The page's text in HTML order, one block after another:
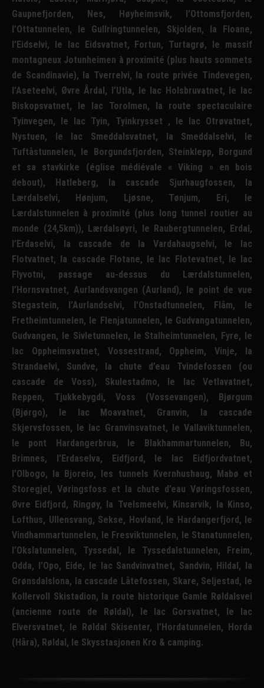
Gaupnefjorden, Nes, Høyheimsvik, l’Ottomsfjorden,
l’Ottatunnelen, le Gullringtunnelen, Skjolden, la Floane,
l’Eidselvi, le lac Eidsvatnet, Fortun, Turtagrø, le massif
montagneux Jotunheimen à proximité (plus hauts sommets
de Scandinavie), la Tverrelvi, la route privée Tindevegen,
l’Aseteelvi, Øvre Årdal, l’Utla, le lac Holsbruvatnet, le lac
Biskopsvatnet, le lac Torolmen, la route spectaculaire
Tyinvegen, le lac Tyin, Tyinkrysset , le lac Otrøvatnet,
Nystuen, le lac Smeddalsvatnet, la Smeddalselvi, le
Tuftåstunnelen, le Borgundsfjorden, Steinklepp, Borgund
et sa stavkirke (église médiévale « Viking » en bois
debout), Hatleberg, la cascade Sjurhaugfossen, la
Lærdalselvi, Hønjum, Ljøsne, Tønjum, Eri, le
Lærdalstunnelen à proximité (plus long tunnel routier au
monde (24,5km)), Lærdalsøyri, le Raubergtunnelen, Erdal,
l’Erdaselvi, la cascade de la Vardahaugselvi, le lac
Flotvatnet, la cascade Flotane, le lac Flotevatnet, le lac
Flyvotni, passage au-dessus du Lærdalstunnelen,
l’Hornsvatnet, Aurlandsvangen (Aurland), le point de vue
Stegastein, l’Aurlandselvi, l’Onstadtunnelen, Flåm, le
Fretheimtunnelen, le Flenjatunnelen, le Gudvangatunnelen,
Gudvangen, le Sivletunnelen, le Stalheimtunnelen, Fyre, le
lac Oppheimsvatnet, Vossestrand, Oppheim, Vinje, la
Strandaelvi, Sundve, la chute d’eau Tvindefossen (ou
cascade de Voss), Skulestadmo, le lac Vetlavatnet,
Reppen, Tjukkebygdi, Voss (Vossevangen), Bjørgum
(Bjørgo), le lac Moavatnet, Granvin, la cascade
Skjervsfossen, le lac Granvinsvatnet, le Vallaviktunnelen,
le pont Hardangerbrua, le Blakhammartunnelen, Bu,
Brimnes, l’Erdaselva, Eidfjord, le lac Eidfjordvatnet,
l’Olbogo, la Bjoreio, les tunnels Kvernhushaug, Mabø et
Storegjel, Vøringsfoss et la chute d’eau Vøringsfossen,
Øvre Eidfjord, Ringøy, la Tvelsmeelvi, Kinsarvik, la Kinso,
Lofthus, Ullensvang, Sekse, Hovland, le Hardangerfjord, le
Vindhammartunnelen, le Fresviktunnelen, le Stanatunnelen,
l’Okslatunnelen, Tyssedal, le Tyssedalstunnelen, Freim,
Odda, l’Opo, Eide, le lac Sandvinvatnet, Sandvin, Hildal, la
Grønsdalslona, la cascade Låtefossen, Skare, Seljestad, le
Kollervoll Skistadion, la route historique Gamle Røldalsvei
(ancienne route de Røldal), le lac Gorsvatnet, le lac
Elversvatnet, le Røldal Skisenter, l’Hordatunnelen, Horda
(Håra), Røldal, le Skysstasjonen Kro & camping.